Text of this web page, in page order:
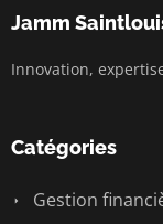
Jamm
Innovation,
Catégories
Gestion